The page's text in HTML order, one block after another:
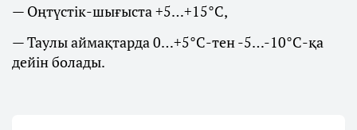
— Оңтүстік-шығыста +5…+15°С,
— Таулы аймақтарда 0…+5°С-тен -5…-10°С-қа
дейін болады.